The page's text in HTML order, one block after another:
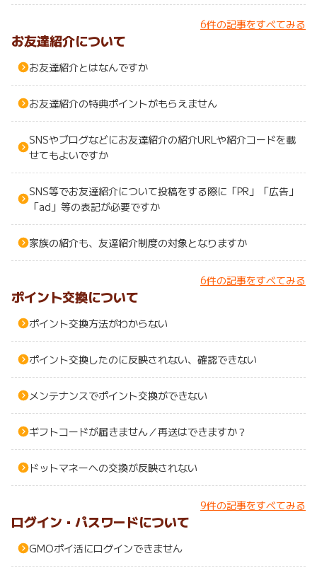
GMOポイ活の使い方
6件の記事をすべてみる
お友達紹介について
お友達紹介とはなんですか
お友達紹介の特典ポイントがもらえません
SNSやブログなどにお友達紹介の紹介URLや紹介コードを載
せてもよいですか
SNS等でお友達紹介について投稿をする際に「PR」「広告」
「ad」等の表記が必要ですか
家族の紹介も、友達紹介制度の対象となりますか
6件の記事をすべてみる
ポイント交換について
ポイント交換方法がわからない
ポイント交換したのに反映されない、確認できない
メンテナンスでポイント交換ができない
ギフトコードが届きません／再送はできますか？
ドットマネーへの交換が反映されない
9件の記事をすべてみる
ログイン・パスワードについて
GMOポイ活にログインできません